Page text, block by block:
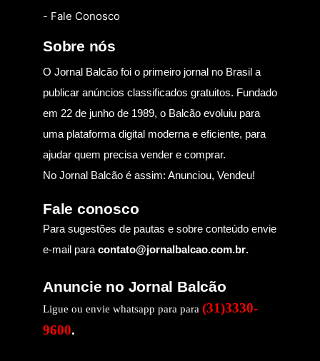
- Fale Conosco
Sobre nós
O Jornal Balcão foi o primeiro jornal no Brasil a
publicar anúncios classificados gratuitos. Fundado
em 22 de junho de 1989, o Balcão evoluiu para
uma plataforma digital moderna e eficiente, para
ajudar quem precisa vender e comprar.
No Jornal Balcão é assim: Anunciou, Vendeu!
Fale conosco
Para sugestões de pautas e sobre conteúdo envie
e-mail para contato@jornalbalcao.com.br.
Anuncie no Jornal Balcão
Ligue ou envie whatsapp para para (31)3330-
9600.